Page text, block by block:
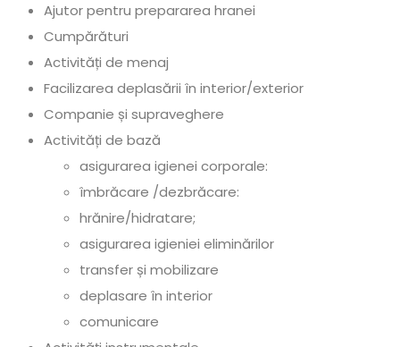
Ajutor pentru prepararea hranei
Cumpărături
Activități de menaj
Facilizarea deplasării în interior/exterior
Companie și supraveghere
Activități de bază
asigurarea igienei corporale:
îmbrăcare /dezbrăcare:
hrănire/hidratare;
asigurarea igieniei eliminărilor
transfer și mobilizare
deplasare în interior
comunicare